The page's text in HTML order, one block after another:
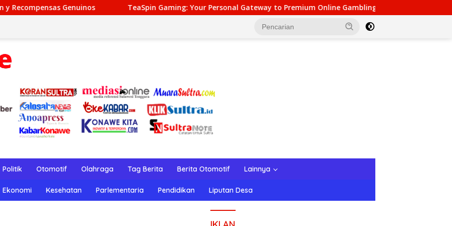
TeaSpin Gaming: Your Personal Gateway to Premium Online Gambling Quality Speedz Gaming Hub:
Politik Otomotif Olahraga Tag Berita Berita Otomotif Lainnya
Ekonomi Kesehatan Parlementaria Pendidikan Liputan Desa